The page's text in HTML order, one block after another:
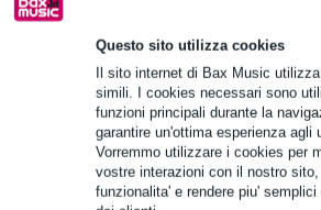
Questo sito utilizza cookies
Il sito internet di Bax Music
simili. I cookies necessari sono
funzioni principali durante la
garantire un'ottima esperienza agli
Vorremmo utilizzare i cookies per
vostre interazioni con il nostro
funzionalita' e rendere piu'
Vonyx Amplificatori
Non sono stati trovati articoli.
Non sono stati trovati articoli.